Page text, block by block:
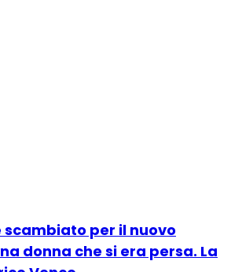
scambiato per il nuovo
donna che si era persa. La